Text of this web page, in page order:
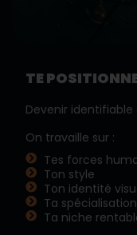
TE
Devenir
On travaille sur :
Tes forces
Ton style
Ton identité
Ta
Ta niche